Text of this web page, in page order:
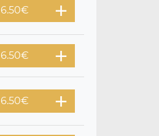
6.50€
6.50€
6.50€